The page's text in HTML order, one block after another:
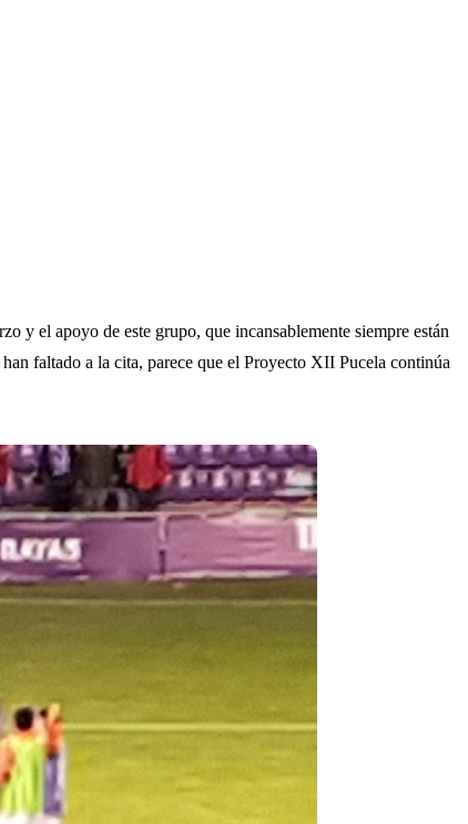
y el apoyo de este grupo, que incansablemente siempre están
faltado a la cita, parece que el Proyecto XII Pucela continúa